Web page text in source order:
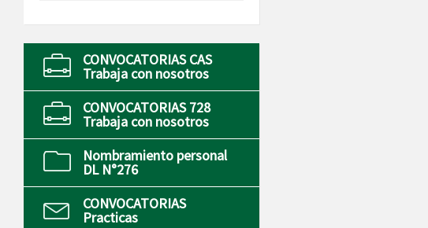
CONVOCATORIAS CAS
Trabaja con nosotros
CONVOCATORIAS 728
Trabaja con nosotros
Nombramiento personal
DL N°276
CONVOCATORIAS
Practicas